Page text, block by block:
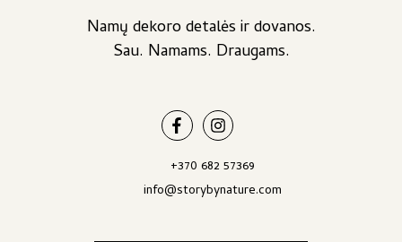
Namų dekoro detalės ir dovanos.
Sau. Namams. Draugams.
+370 682 57369
info@storybynature.com